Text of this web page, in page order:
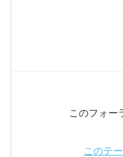
このフォー
このテ